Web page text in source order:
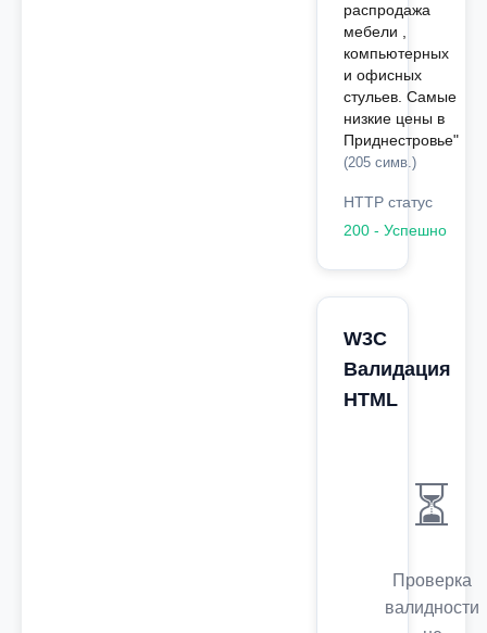
распродажа
мебели ,
компьютерных
и офисных
стульев. Самые
низкие цены в
Приднестровье"
(205 симв.)
HTTP статус
200 - Успешно
W3C
Валидация
HTML
⏳
Проверка
валидности